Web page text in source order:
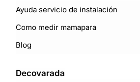
Ayuda servicio de instalación
Como medir mamapara
Blog
Decovarada